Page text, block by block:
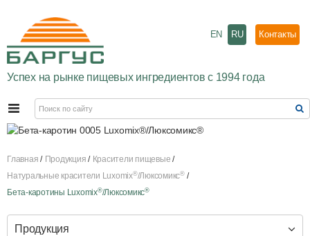
Успех на рынке пищевых ингредиентов с 1994 года
EN RU Контакты
Главная Продукция
Красители пищевые
Натуральные красители Luxomix®/Люксомикс®
Бета-каротины Luxomix®/Люксомикс®
Продукция